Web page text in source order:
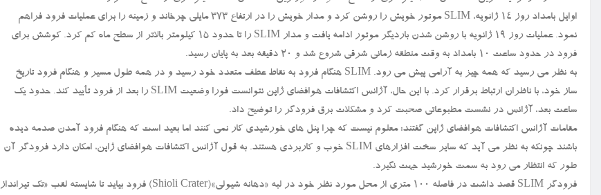
اوایل بامداد روز ۱۴ ژانویه، SLIM موتور خویش را روشن کرد و مدار خویش را در ارتفاع ۳۷۳ مایلی چرخاند و زمینه را برای عملیات فرود فراهم
نمود. عملیات روز ۱۹ ژانویه با روشن شدن باردیگر موتور ادامه یافت و مدار SLIM را تا حدود ۱۵ کیلومتر بالاتر از سطح ماه کم کرد. کوشش برای
فرود در حدود ساعت ۱۰ بامداد به وقت منطقه زمانی شرقی شروع شد و ۲۰ دقیقه بعد به پایان رسید.
به نظر می رسید که همه چیز به آرامی پیش می رود. SLIM هنگام فرود به نقاط عطف متعدد خود رسید و در همه طول مسیر و هنگام فرود تاریخ
ساز خود، با ناظران ارتباط برقرار کرد. با این حال، آژانس اکتشافات هوافضای ژاپن نتوانست فورا وضعیت SLIM را بعد از فرود تأیید کند. حدود یک
ساعت بعد، آژانس در نشست مطبوعاتی صحبت کرد و مشکلات برق فرودگر را توضیح داد.
مقامات آژانس اکتشافات هوافضای ژاپن گفتند: معلوم نیست که چرا پنل های خورشیدی کار نمی کنند اما بعید است که هنگام فرود آمدن صدمه دیده
باشند چونکه به نظر می آید که سایر سخت افزارهای SLIM خوب و کاربردی هستند. به قول آژانس اکتشافات هوافضای ژاپن، امکان دارد فرودگر آن
طور که انتظار می رود به سمت خورشید جهت نگیرد.
فرودگر SLIM قصد داشت در فاصله ۱۰۰ متری از محل مورد نظر خود در لبه «دهانه شیولی»(Shioli Crater) فرود بیاید تا شایسته لقب «تک تیرانداز